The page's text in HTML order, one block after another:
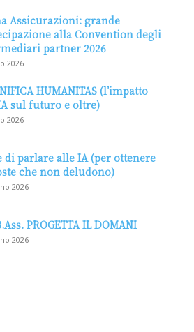
Assicurazioni: grande
alla Convention degli
partner 2026
2026
HUMANITAS (l’impatto
sul futuro e oltre)
2026
di parlare alle IA (per ottenere
che non deludono)
2026
PROGETTA IL DOMANI
2026